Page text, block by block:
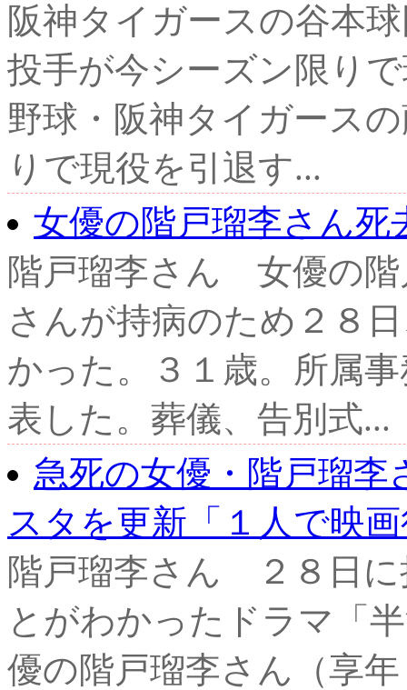
阪神タイガースの谷本
投手が今シーズン限り
野球・阪神タイガース
りで現役を引退す...
女優の階戸瑠李さん
階戸瑠李さん 女優の階
さんが持病のため２８
かった。３１歳。所属
表した。葬儀、告別式...
急死の女優・階戸瑠
スタを更新「１人で映
階戸瑠李さん ２８日に
とがわかったドラマ「
優の階戸瑠李さん（享